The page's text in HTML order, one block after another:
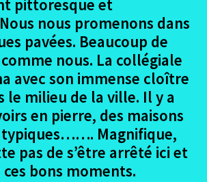
pittoresque et
nous promenons dans
pavées. Beaucoup de
nous. La collégiale
avec son immense cloître
le milieu de la ville. Il y a
en pierre, des maisons
typiques……. Magnifique,
pas de s’être arrêté ici et
bons moments.